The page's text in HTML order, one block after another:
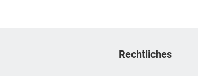
Rechtliches